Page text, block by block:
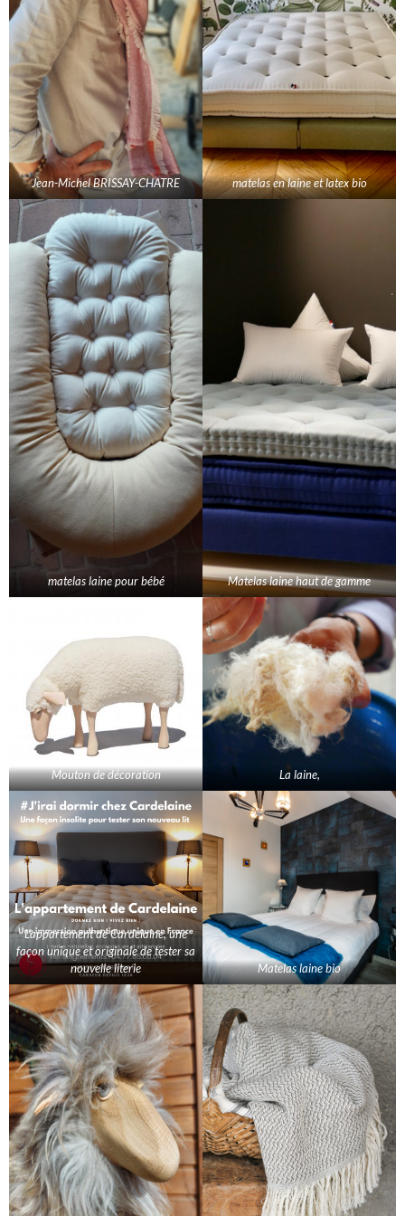
Jean-Michel BRISSAY-CHATRE matelas en laine et latex bio
matelas laine pour bébé Matelas laine haut de gamme
Mouton de décoration La laine,
L'appartement de Cardelaine, une
façon unique et originale de tester sa
nouvelle literie
Matelas laine bio